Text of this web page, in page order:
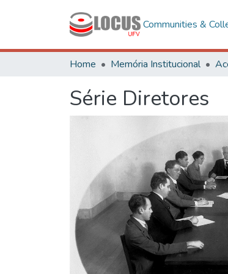
Communities &
Home Memória Institucional
Série Diretores